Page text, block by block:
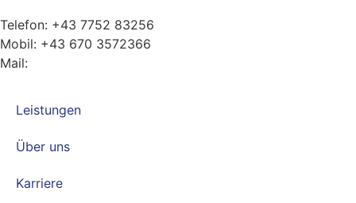
Telefon: +43 7752 83256
Mobil: +43 670 3572366
Mail:
Leistungen
Über uns
Karriere